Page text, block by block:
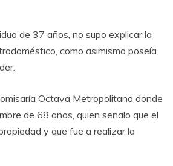
de 37 años, no supo explicar la
como asimismo poseía
Octava Metropolitana donde
de 68 años, quien señalo que el
y que fue a realizar la